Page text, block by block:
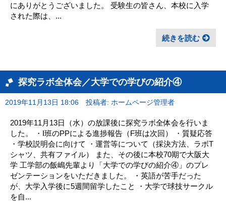
にありがとうございました。 受験生の皆さん、本校に入学
された際は、...
続きを読む
探究ラボ全体会／大学での学びの紹介④
2019年11月13日 18:06 投稿者: ホームページ管理者
2019年11月13日（水）の放課後に探究ラボ全体会を行いま
した。 ・I班のPPによる進捗報告（F班は次回） ・質疑応答
・学校説明会に向けて ・運営等について（採決方法、ラボT
シャツ、共有ファイル） また、その後に本校70期で大阪大
学 工学部の飯嶋先輩より「大学での学びの紹介④」のプレ
ゼンテーションをいただきました。 ・英語が苦手だった
が、大学入学後に5週間留学したこと ・大学で球技サークル
を自...